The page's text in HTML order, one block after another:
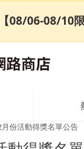
月份活動得獎名單公告
【08/06-08/10